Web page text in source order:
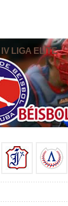
IV LIGA ELITE